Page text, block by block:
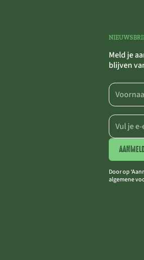
Meld je
blijven
Door op
algemene